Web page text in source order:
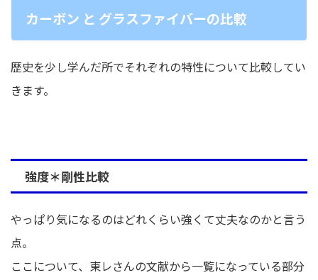
カーボン と グラスファイバーの比較
歴史を少し学んだ所でそれぞれの特性について比較してい
きます。
強度＊剛性比較
やっぱり気になるのはどれくらい強くて丈夫なのかと言う
点。
ここについて、東レさんの文献から一覧になっている部分